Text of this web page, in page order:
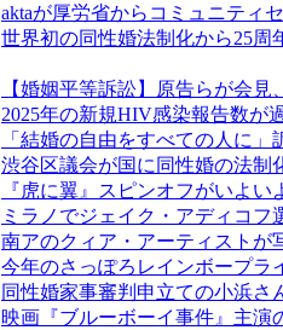
aktaが厚労省からコミュニティ
世界初の同性婚法制化から25周
【婚姻平等訴訟】原告らが会
2025年の新規HIV感染報告数が
「結婚の自由をすべての人に
渋谷区議会が国に同性婚の法制
『虎に翼』スピンオフがいよい
ミラノでジェイク・アディコ
南アのクィア・アーティストが
今年のさっぽろレインボープラ
同性婚家事審判申立ての小浜さ
映画『ブルーボーイ事件』主演